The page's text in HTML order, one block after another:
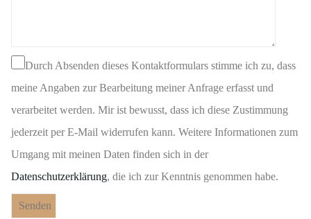
Durch Absenden dieses Kontaktformulars stimme ich zu, dass
meine Angaben zur Bearbeitung meiner Anfrage erfasst und
verarbeitet werden. Mir ist bewusst, dass ich diese Zustimmung
jederzeit per E-Mail widerrufen kann. Weitere Informationen zum
Umgang mit meinen Daten finden sich in der
Datenschutzerklärung, die ich zur Kenntnis genommen habe.